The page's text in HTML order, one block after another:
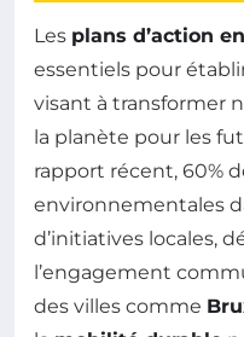
Les plans d’action
essentiels pour
visant à transformer
la planète pour les
rapport récent, 60%
environnementales
d’initiatives locales,
l’engagement
des villes comme